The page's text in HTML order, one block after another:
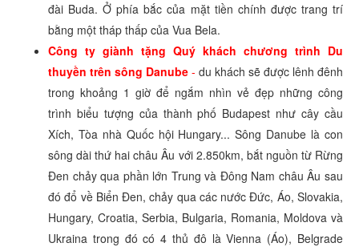
đài Buda. Ở phía bắc của mặt tiền chính được trang trí
bằng một tháp thấp của Vua Bela.
Công ty giành tặng Quý khách chương trình Du
thuyền trên sông Danube - du khách sẽ được lênh đênh
trong khoảng 1 giờ để ngắm nhìn vẻ đẹp những công
trình biểu tượng của thành phố Budapest như cây cầu
Xích, Tòa nhà Quốc hội Hungary... Sông Danube là con
sông dài thứ hai châu Âu với 2.850km, bắt nguồn từ Rừng
Đen chảy qua phần lớn Trung và Đông Nam châu Âu sau
đó đổ về Biển Đen, chảy qua các nước Đức, Áo, Slovakia,
Hungary, Croatia, Serbia, Bulgaria, Romania, Moldova và
Ukraina trong đó có 4 thủ đô là Vienna (Áo), Belgrade